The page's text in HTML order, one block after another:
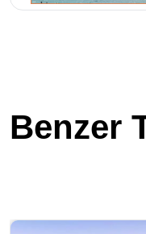
Benzer